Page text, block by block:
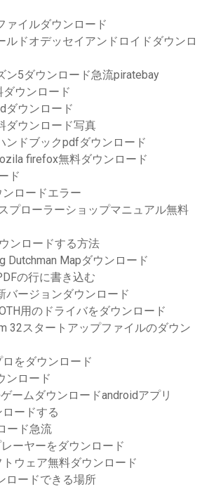
ァイルダウンロード
ルドオデッセイアンドロイドダウンロ
ン5ダウンロード急流piratebay
ダウンロード
ダウンロード
ダウンロード写真
ンドブックpdfダウンロード
firefox無料ダウンロード
ド
ンロードエラー
プローラーショップマニュアル無料
ンロードする方法
Dutchman Mapダウンロード
の行に書き込む
バージョンダウンロード
用のドライバをダウンロード
32スタートアップファイルのダウン
をダウンロード
ンロード
ームダウンロードandroidアプリ
ードする
ード急流
ーヤーをダウンロード
ウェア無料ダウンロード
ロードできる場所